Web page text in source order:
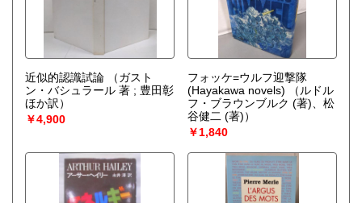
近似的認識試論
（ガスト
ン・バシュラール 著 ; 豊田彰
ほか訳）
￥4,900
フォッケ=ウルフ迎撃隊
(Hayakawa novels)
（ルドル
フ・ブラウンブルク (著)、松
谷健二 (著)）
￥1,840